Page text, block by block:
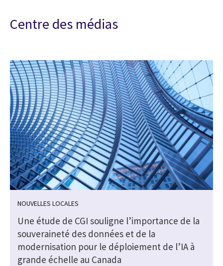
Centre des médias
NOUVELLES LOCALES
Une étude de CGI souligne l’importance de la
souveraineté des données et de la
modernisation pour le déploiement de l’IA à
grande échelle au Canada